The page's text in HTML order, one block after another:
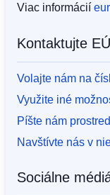
Viac informácií
Kontaktujte EÚ
Volajte nám na
Využite iné
Píšte nám
Navštívte nás v
Sociálne